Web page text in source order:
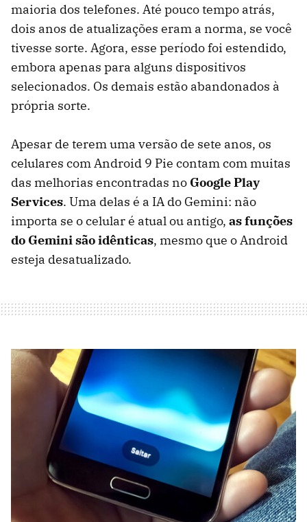
maioria dos telefones. Até pouco tempo atrás,
dois anos de atualizações eram a norma, se você
tivesse sorte. Agora, esse período foi estendido,
embora apenas para alguns dispositivos
selecionados. Os demais estão abandonados à
própria sorte.
Apesar de terem uma versão de sete anos, os
celulares com Android 9 Pie contam com muitas
das melhorias encontradas no Google Play
Services. Uma delas é a IA do Gemini: não
importa se o celular é atual ou antigo, as funções
do Gemini são idênticas, mesmo que o Android
esteja desatualizado.